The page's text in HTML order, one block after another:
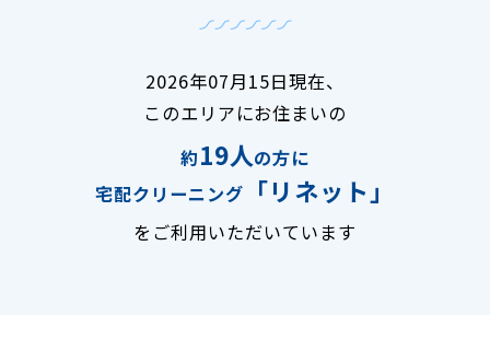
2026年07月15日現在、
このエリアにお住まいの
約19人の方に
宅配クリーニング
「リネット」
をご利用いただいています